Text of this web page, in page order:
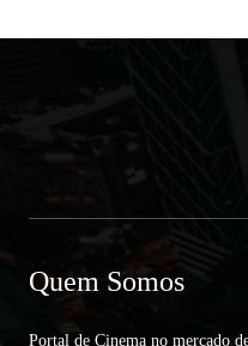
Quem Somos
Portal de Cinema no mercado